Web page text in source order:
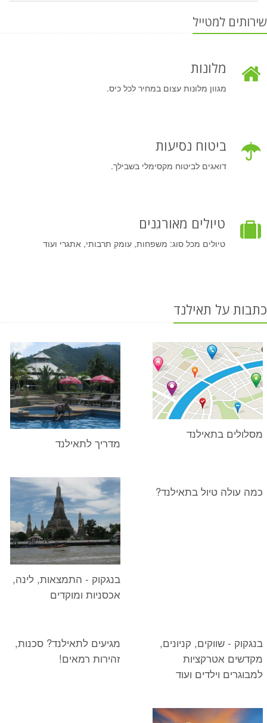
שירותים למטייל
מלונות
מגוון מלונות עצום במחיר לכל כיס.
ביטוח נסיעות
דואגים לביטוח מקסימלי בשבילך.
טיולים מאורגנים
טיולים מכל סוג: משפחות, עומק תרבותי, אתגרי ועוד
כתבות על תאילנד
מסלולים בתאילנד
מדריך לתאילנד
כמה עולה טיול בתאילנד?
בנגקוק - התמצאות, לינה,
אכסניות ומוקדים
בנגקוק - שווקים, קניונים,
מקדשים אטרקציות
למבוגרים וילדים ועוד
מגיעים לתאילנד? סכנות,
זהירות רמאים!